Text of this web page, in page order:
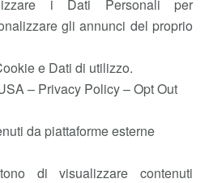
i Dati Personali per
gli annunci del proprio
e Dati di utilizzo.
– Privacy Policy – Opt Out
da piattaforme esterne
di visualizzare contenuti